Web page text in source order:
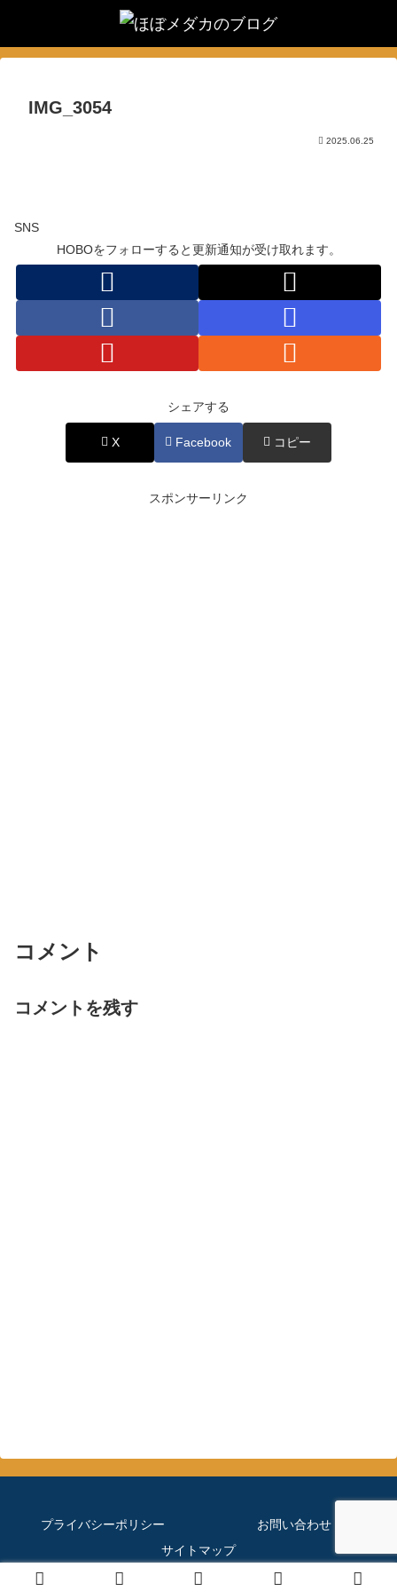
IMG_3054
2025.06.25
SNS
HOBOをフォローすると更新通知が受け取れます。
シェアする
X Facebook コピー
スポンサーリンク
コメント
コメントを残す
プライバシーポリシー
お問い合わせ
サイトマップ
© 2019 ほぼメダカのブログ.